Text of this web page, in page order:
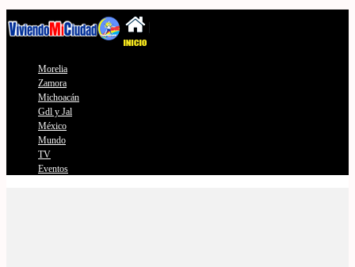
Morelia
Zamora
Michoacán
Gdl y Jal
México
Mundo
TV
Eventos